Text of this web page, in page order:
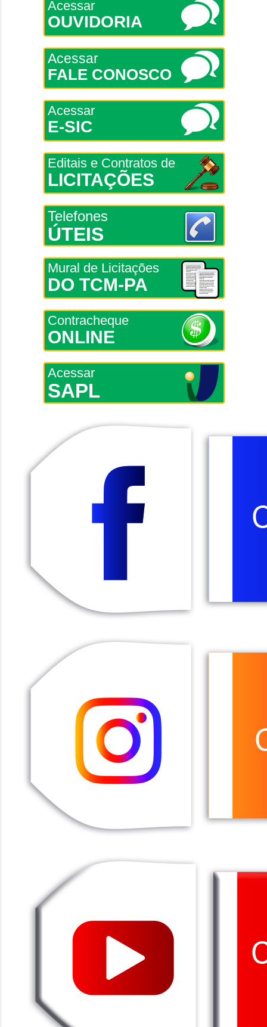
Acessar
OUVIDORIA
Acessar
FALE CONOSCO
Acessar
E-SIC
Editais e Contratos de
LICITAÇÕES
Telefones
ÚTEIS
Mural de Licitações
DO TCM-PA
Contracheque
ONLINE
Acessar
SAPL